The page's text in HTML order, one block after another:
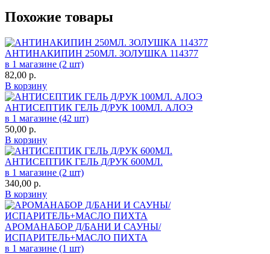
Похожие товары
АНТИНАКИПИН 250МЛ. ЗОЛУШКА 114377
в 1 магазине (2 шт)
82,00 р.
В корзину
АНТИСЕПТИК ГЕЛЬ Д/РУК 100МЛ. АЛОЭ
в 1 магазине (42 шт)
50,00 р.
В корзину
АНТИСЕПТИК ГЕЛЬ Д/РУК 600МЛ.
в 1 магазине (2 шт)
340,00 р.
В корзину
АРОМАНАБОР Д/БАНИ И САУНЫ/
ИСПАРИТЕЛЬ+МАСЛО ПИХТА
в 1 магазине (1 шт)